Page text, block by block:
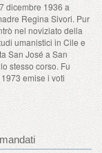
dicembre 1936 a
Regina Sivori. Pur
nel noviziato della
umanistici in Cile e
San José a San
stesso corso. Fu
emise i voti